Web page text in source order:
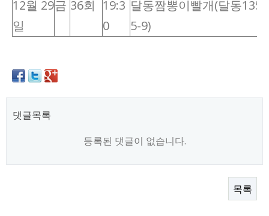
12월 29
일
금 36회 19:3
0
달동짬뽕이빨개(달동135
5-9)
댓글목록
등록된 댓글이 없습니다.
목록